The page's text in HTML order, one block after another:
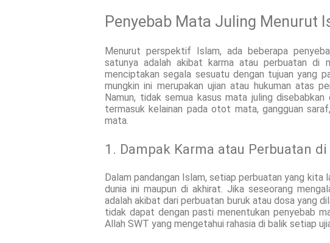
Penyebab Mata Juling Menurut
Menurut perspektif Islam, ada beberapa
satunya adalah akibat karma atau perbuatan di
menciptakan segala sesuatu dengan tujuan yang
mungkin ini merupakan ujian atau hukuman atas
Namun, tidak semua kasus mata juling
termasuk kelainan pada otot mata, gangguan
mata.
1. Dampak Karma atau Perbuatan
Dalam pandangan Islam, setiap perbuatan yang kita
dunia ini maupun di akhirat. Jika seseorang
adalah akibat dari perbuatan buruk atau dosa yang
tidak dapat dengan pasti menentukan penyebab
Allah SWT yang mengetahui rahasia di balik setiap